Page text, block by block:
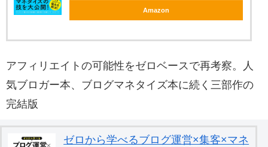
Amazon
アフィリエイトの可能性をゼロベースで再考察。人
気ブロガー本、ブログマネタイズ本に続く三部作の
完結版
ゼロから学べるブログ運営×集客×マネ